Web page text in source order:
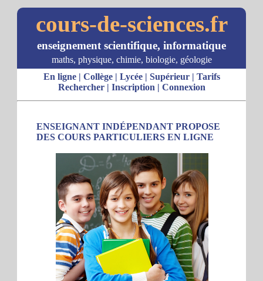
cours-de-sciences.fr
enseignement scientifique, informatique
maths, physique, chimie, biologie, géologie
En ligne| Collège| Lycée| Supérieur| Tarifs
Rechercher| Inscription | Connexion
ENSEIGNANT INDÉPENDANT PROPOSE
DES COURS PARTICULIERS EN LIGNE